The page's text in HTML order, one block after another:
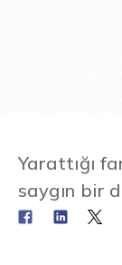
Yarattığı
saygın bir